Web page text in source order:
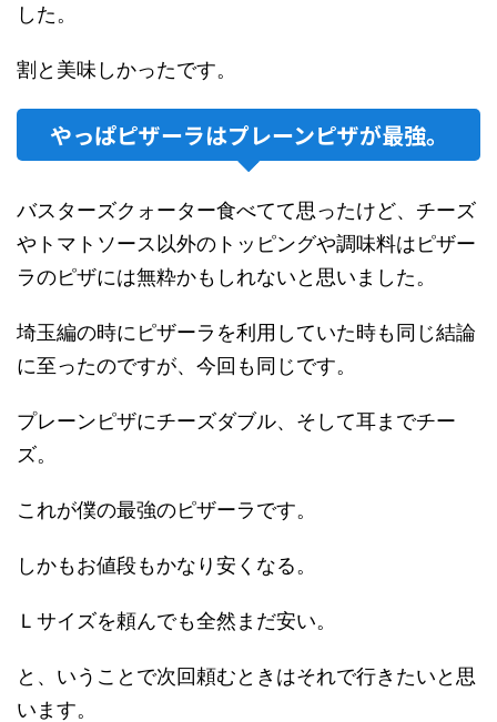
した。
割と美味しかったです。
やっぱピザーラはプレーンピザが最強。
バスターズクォーター食べてて思ったけど、チーズ
やトマトソース以外のトッピングや調味料はピザー
ラのピザには無粋かもしれないと思いました。
埼玉編の時にピザーラを利用していた時も同じ結論
に至ったのですが、今回も同じです。
プレーンピザにチーズダブル、そして耳までチー
ズ。
これが僕の最強のピザーラです。
しかもお値段もかなり安くなる。
Ｌサイズを頼んでも全然まだ安い。
と、いうことで次回頼むときはそれで行きたいと思
います。